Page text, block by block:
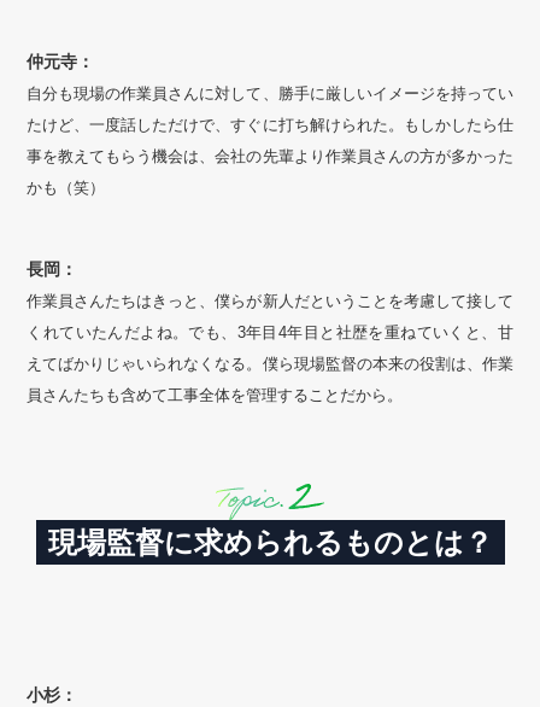
仲元寺：
自分も現場の作業員さんに対して、勝手に厳しいイメージを持ってい
たけど、一度話しただけで、すぐに打ち解けられた。もしかしたら仕
事を教えてもらう機会は、会社の先輩より作業員さんの方が多かった
かも（笑）
長岡：
作業員さんたちはきっと、僕らが新人だということを考慮して接して
くれていたんだよね。でも、3年目4年目と社歴を重ねていくと、甘
えてばかりじゃいられなくなる。僕ら現場監督の本来の役割は、作業
員さんたちも含めて工事全体を管理することだから。
現場監督に求められるものとは？
小杉：